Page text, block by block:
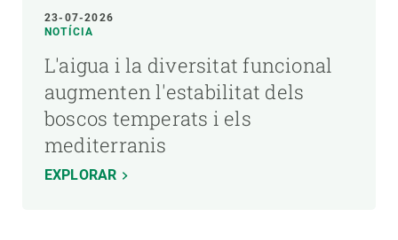
23-07-2026
NOTÍCIA
L'aigua i la diversitat funcional
augmenten l'estabilitat dels
boscos temperats i els
mediterranis
EXPLORAR